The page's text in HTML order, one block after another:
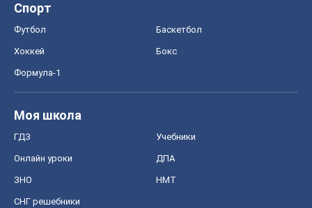
Спорт
Футбол Баскетбол
Хоккей Бокс
Формула-1
Моя школа
ГДЗ Учебники
Онлайн уроки ДПА
ЗНО НМТ
СНГ решебники